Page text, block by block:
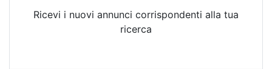
Ricevi i nuovi annunci corrispondenti alla tua
ricerca